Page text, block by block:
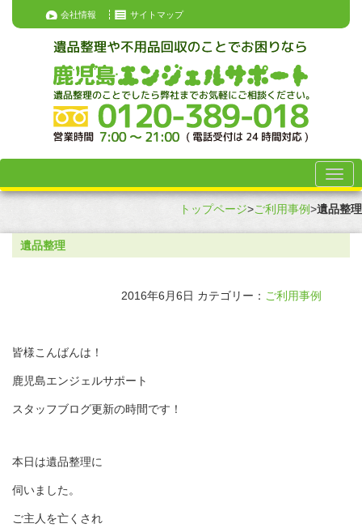
会社情報 サイトマップ
トップページ>ご利用事例>遺品整理
遺品整理
2016年6月6日 カテゴリー： ご利用事例
皆様こんばんは！
鹿児島エンジェルサポート
スタッフブログ更新の時間です！
本日は遺品整理に
伺いました。
ご主人を亡くされ